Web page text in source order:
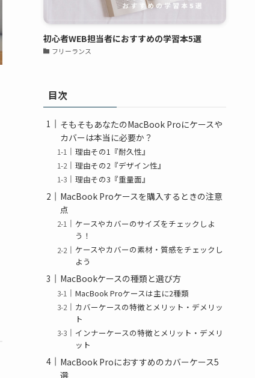
初心者WEB担当者におすすめの学習本5選
フリーランス
目次
そもそもあなたのMacBook Proにケースや
カバーは本当に必要か？
理由その1『耐久性』
理由その2『デザイン性』
理由その3『重量面』
MacBook Proケースを購入するときの注意
点
ケースやカバーのサイズをチェックしよ
う！
ケースやカバーの素材・質感をチェックし
よう
MacBookケースの種類と選び方
MacBook Proケースは主に2種類
カバーケースの特徴とメリット・デメリッ
ト
インナーケースの特徴とメリット・デメリ
ット
MacBook Proにおすすめのカバーケース5
選